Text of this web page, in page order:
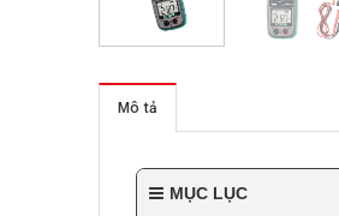
Mô tả
MỤC LỤC